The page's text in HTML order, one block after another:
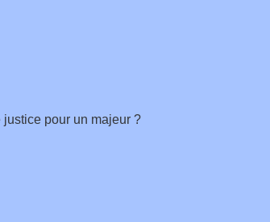
pour un majeur ?